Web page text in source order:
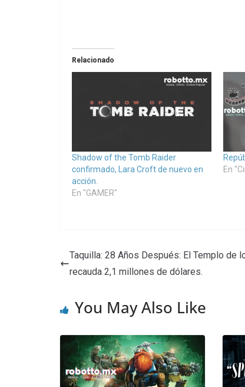
Relacionado
Shadow of the Tomb Raider
confirmado, Lara Croft de nuevo en
acción.
En "GAMER"
En
Taquilla: 28 Años Después: El Templo de
recauda 2,1 millones de dólares.
You May Also Like